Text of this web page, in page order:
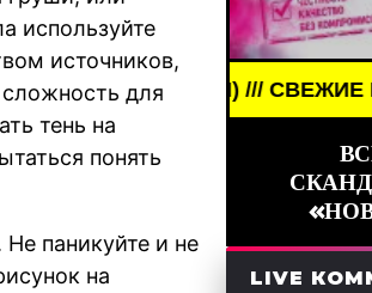
используйте
источников,
для
тень на
понять
паникуйте и не
на
(СМИ) /// СВЕЖИЕ НОВОСТИ
LIVE